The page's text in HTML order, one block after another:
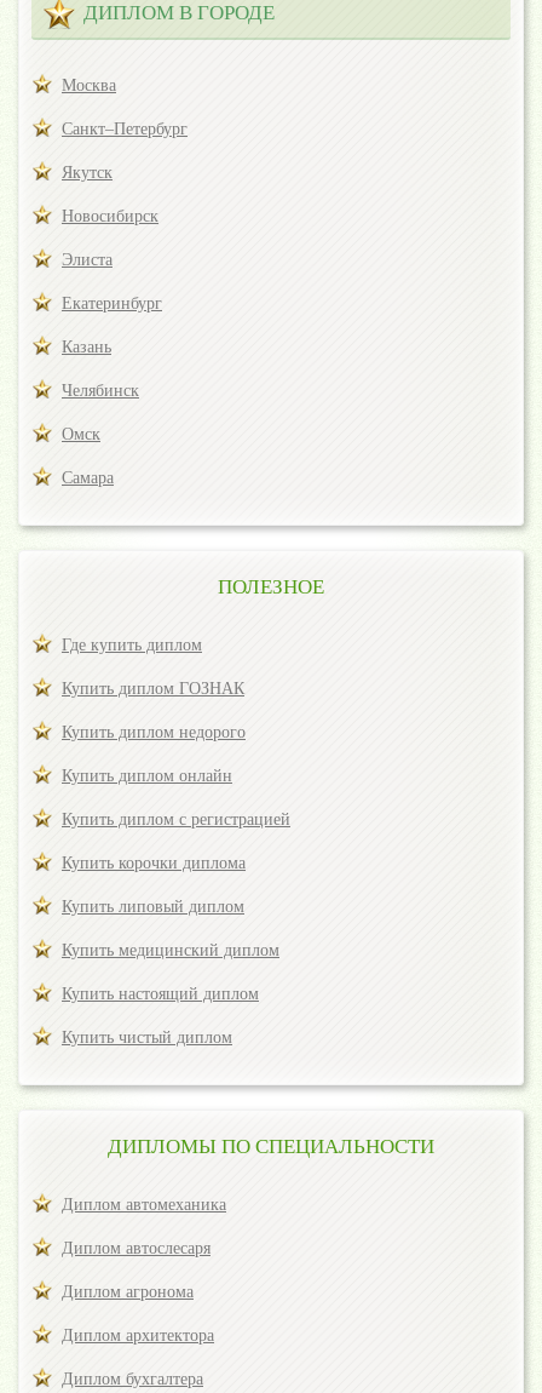
ДИПЛОМ В ГОРОДЕ
Москва
Санкт–Петербург
Якутск
Новосибирск
Элиста
Екатеринбург
Казань
Челябинск
Омск
Самара
ПОЛЕЗНОЕ
Где купить диплом
Купить диплом ГОЗНАК
Купить диплом недорого
Купить диплом онлайн
Купить диплом с регистрацией
Купить корочки диплома
Купить липовый диплом
Купить медицинский диплом
Купить настоящий диплом
Купить чистый диплом
ДИПЛОМЫ ПО СПЕЦИАЛЬНОСТИ
Диплом автомеханика
Диплом автослесаря
Диплом агронома
Диплом архитектора
Диплом бухгалтера